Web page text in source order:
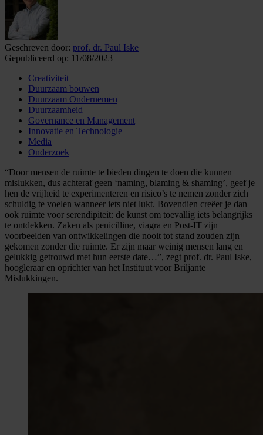
Geschreven door: prof. dr. Paul Iske
Gepubliceerd op: 11/08/2023
Creativiteit
Duurzaam bouwen
Duurzaam Ondernemen
Duurzaamheid
Governance en Management
Innovatie en Technologie
Media
Onderzoek
“Door mensen de ruimte te bieden dingen te doen die kunnen
mislukken, dus achteraf geen ‘naming, blaming & shaming’, geef je
hen de vrijheid te experimenteren en risico’s te nemen zonder zich
schuldig te voelen wanneer iets niet lukt. Bovendien creëer je dan
ook ruimte voor serendipiteit: de kunst om toevallig iets belangrijks
te ontdekken. Zaken als penicilline, viagra en Post-IT zijn
voorbeelden van ontwikkelingen die nooit tot stand zouden zijn
gekomen zonder die ruimte. Er zijn maar weinig mensen lang en
gelukkig getrouwd met hun eerste date…”, zegt prof. dr. Paul Iske,
hoogleraar en oprichter van het Instituut voor Briljante
Mislukkingen.